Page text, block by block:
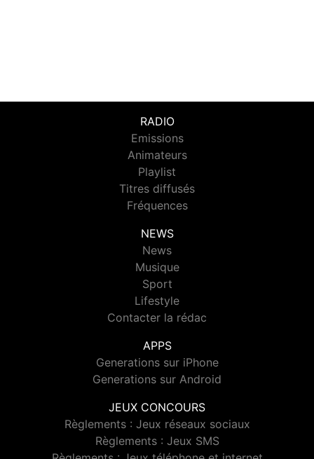
RADIO
Emissions
Animateurs
Playlist
Titres diffusés
Fréquences
NEWS
News
Musique
Sport
Lifestyle
Contacter la rédac
APPS
Generations sur iPhone
Generations sur Android
JEUX CONCOURS
Règlements : Jeux réseaux sociaux
Règlements : Jeux SMS